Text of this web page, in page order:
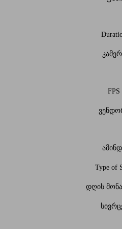
FPS
Type of
დღის